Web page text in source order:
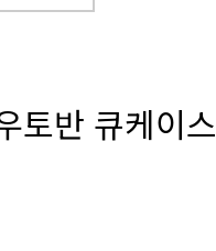
토반 큐케이스